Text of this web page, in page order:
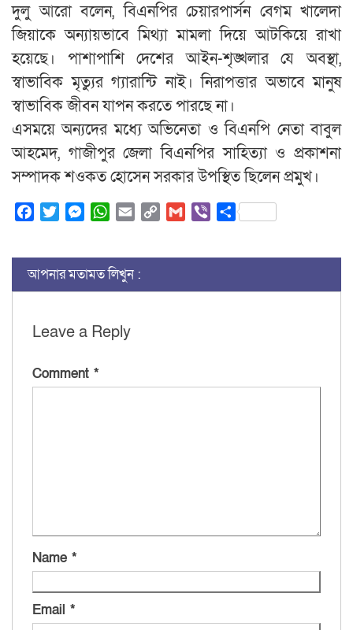
দুলু আরো বলেন, বিএনপির চেয়ারপার্সন বেগম খালেদা
জিয়াকে অন্যায়ভাবে মিথ্যা মামলা দিয়ে আটকিয়ে রাখা
হয়েছে। পাশাপাশি দেশের আইন-শৃঙ্খলার যে অবস্থা,
স্বাভাবিক মৃত্যুর গ্যারান্টি নাই। নিরাপত্তার অভাবে মানুষ
স্বাভাবিক জীবন যাপন করতে পারছে না।
এসময়ে অন্যদের মধ্যে অভিনেতা ও বিএনপি নেতা বাবুল
আহমেদ, গাজীপুর জেলা বিএনপির সাহিত্যা ও প্রকাশনা
সম্পাদক শওকত হোসেন সরকার উপস্থিত ছিলেন প্রমুখ।
FacebookTwitterMessenger
WhatsApp
Email Copy
Gmail ViberShare
আপনার মতামত লিখুন :
Leave a Reply
Comment *
Name *
Email *